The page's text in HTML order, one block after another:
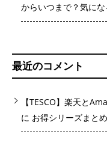
からいつまで？気に
最近のコメント
【TESCO】楽天と
に お得シリーズまと